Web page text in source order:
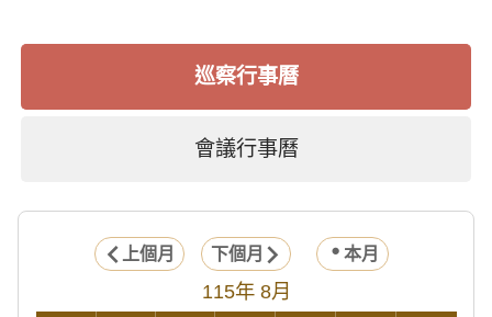
巡察行事曆
會議行事曆
上個月 下個月 本月
115年 8月